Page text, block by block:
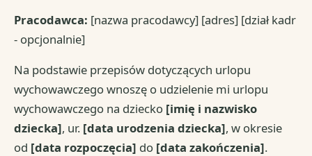
Pracodawca: [nazwa pracodawcy] [adres] [dział kadr
- opcjonalnie]
Na podstawie przepisów dotyczących urlopu
wychowawczego wnoszę o udzielenie mi urlopu
wychowawczego na dziecko [imię i nazwisko
dziecka], ur. [data urodzenia dziecka], w okresie
od [data rozpoczęcia] do [data zakończenia].